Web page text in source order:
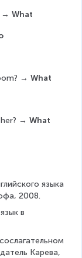
→ What
→ What
her? → What
языка
2008.
в
Карева,